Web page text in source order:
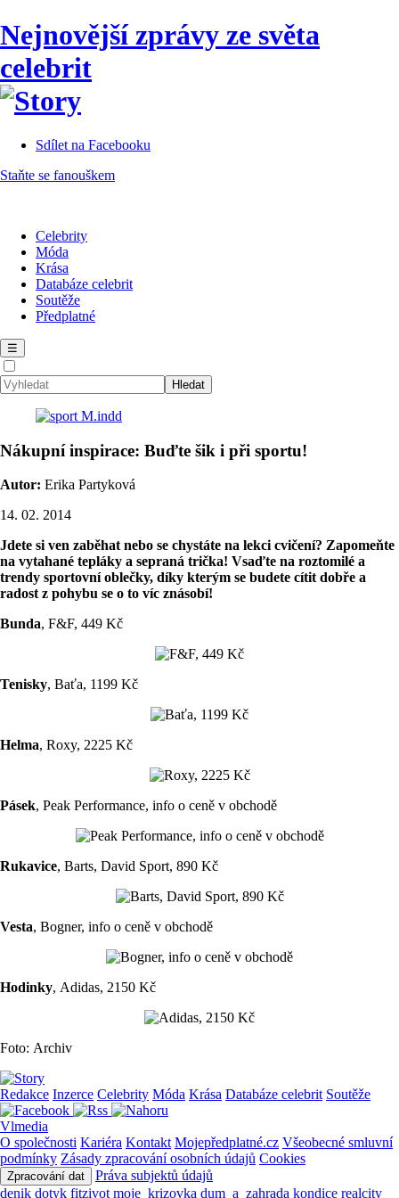
Nejnovější zprávy ze světa
celebrit
Sdílet na Facebooku
Staňte se fanouškem
Celebrity
Móda
Krása
Databáze celebrit
Soutěže
Předplatné
☰
Nákupní inspirace: Buďte šik i při sportu!
Autor: Erika Partyková
14. 02. 2014
Jdete si ven zaběhat nebo se chystáte na lekci cvičení? Zapomeňte
na vytahané tepláky a sepraná trička! Vsaďte na roztomilé a
trendy sportovní oblečky, díky kterým se budete cítit dobře a
radost z pohybu se o to víc znásobí!
Bunda, F&F, 449 Kč
Tenisky, Baťa, 1199 Kč
Helma, Roxy, 2225 Kč
Pásek, Peak Performance, info o ceně v obchodě
Rukavice, Barts, David Sport, 890 Kč
Vesta, Bogner, info o ceně v obchodě
Hodinky, Adidas, 2150 Kč
Foto: Archiv
Redakce Inzerce Celebrity Móda Krása Databáze celebrit Soutěže
Vlmedia
O společnosti Kariéra Kontakt Mojepředplatné.cz Všeobecné smluvní
podmínky Zásady zpracování osobních údajů Cookies
Zpracování dat
Práva subjektů údajů
denik dotyk fitzivot moje_krizovka dum_a_zahrada kondice realcity